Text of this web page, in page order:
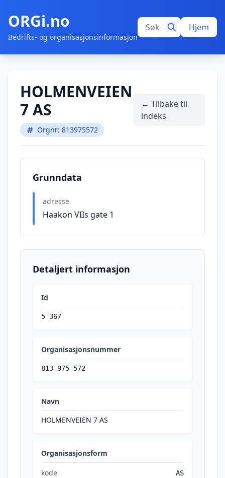
ORGi.no
Bedrifts- og organisasjonsinformasjon
Hjem
HOLMENVEIEN
7 AS
Orgnr: 813975572
← Tilbake til
indeks
Grunndata
adresse
Haakon VIIs gate 1
Detaljert informasjon
Id
5 367
Organisasjonsnummer
813 975 572
Navn
HOLMENVEIEN 7 AS
Organisasjonsform
kode AS